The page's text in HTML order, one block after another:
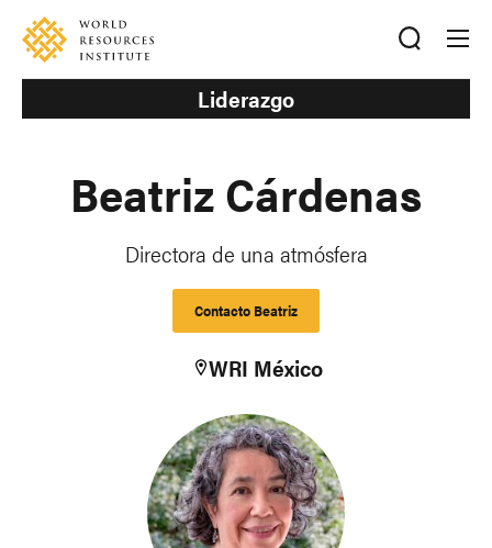
Skip
main
Accessibility
Liderazgo
Beatriz Cárdenas
Directora de una atmósfera
Contacto Beatriz
WRI México